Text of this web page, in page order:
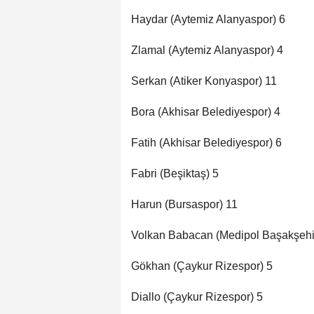
Haydar (Aytemiz Alanyaspor) 6
Zlamal (Aytemiz Alanyaspor) 4
Serkan (Atiker Konyaspor) 11
Bora (Akhisar Belediyespor) 4
Fatih (Akhisar Belediyespor) 6
Fabri (Beşiktaş) 5
Harun (Bursaspor) 11
Volkan Babacan (Medipol
Gökhan (Çaykur Rizespor) 5
Diallo (Çaykur Rizespor) 5